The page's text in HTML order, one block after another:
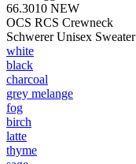
66.3010 NEW
OCS RCS Crewneck
Schwerer Unisex Sweater
white
black
charcoal
grey melange
fog
birch
latte
thyme